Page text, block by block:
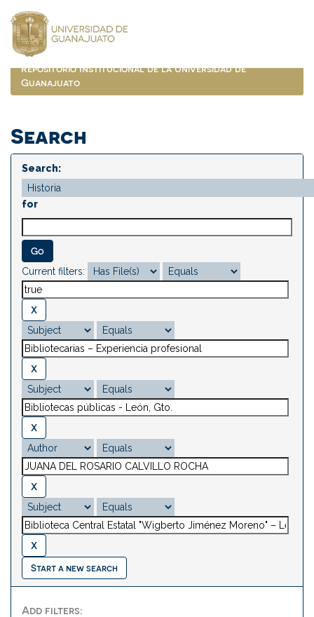
navigation
Repositorio Institucional de la Universidad de
Guanajuato
Search
Search:
for
Current filters:
Start a new search
Add filters: